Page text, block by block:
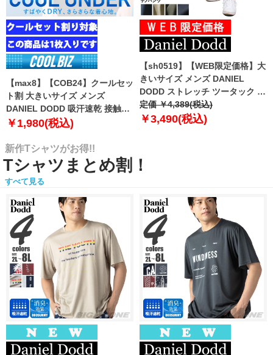
【max8】【COB24】クールセッ
ト割 大きいサイズ メンズ
DANIEL DODD 吸汗速乾 接触涼
感 Vネック 半袖 クールアンダー
2101
￥1,980(税込)
【sh0519】【WEB限定価格】大
きいサイズ メンズ DANIEL
DODD ストレッチ ツータック チ
ノ パンツ チノパン テーパード
azp-210102
定価 ￥4,389(税込)
￥3,490(税込)
新作Tシャツがお得!!
Tシャツまとめ割！
すべて見る